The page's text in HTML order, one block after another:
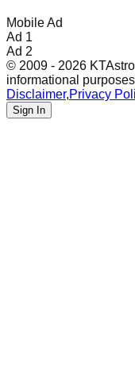
Mobile Ad
Ad 1
Ad 2
© 2009 - 2026
informational
Disclaimer,Privacy
Sign In